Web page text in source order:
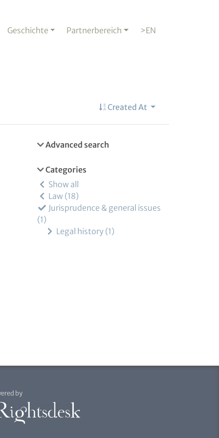
Geschichte Partnerbereich >EN
Created At
Advanced search
Categories
Show all
Law 18
Jurisprudence & general issues
1
Legal history 1
by